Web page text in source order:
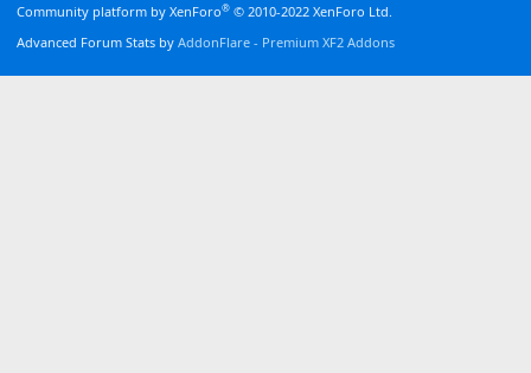
Community platform by XenForo® © 2010-2022 XenForo Ltd.
Advanced Forum Stats by AddonFlare - Premium XF2 Addons